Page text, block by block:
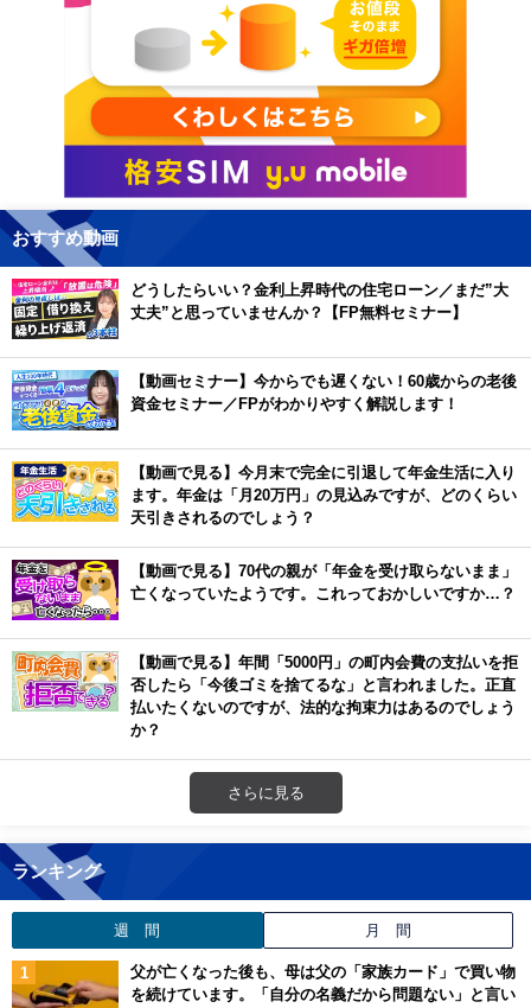
おすすめ動画
どうしたらいい？金利上昇時代の住宅ローン／まだ”大
丈夫”と思っていませんか？【FP無料セミナー】
【動画セミナー】今からでも遅くない！60歳からの老後
資金セミナー／FPがわかりやすく解説します！
【動画で見る】今月末で完全に引退して年金生活に入り
ます。年金は「月20万円」の見込みですが、どのくらい
天引きされるのでしょう？
【動画で見る】70代の親が「年金を受け取らないまま」
亡くなっていたようです。これっておかしいですか…？
【動画で見る】年間「5000円」の町内会費の支払いを拒
否したら「今後ゴミを捨てるな」と言われました。正直
払いたくないのですが、法的な拘束力はあるのでしょう
か？
さらに見る
ランキング
週 間 月 間
父が亡くなった後も、母は父の「家族カード」で買い物
を続けています。「自分の名義だから問題ない」と言い